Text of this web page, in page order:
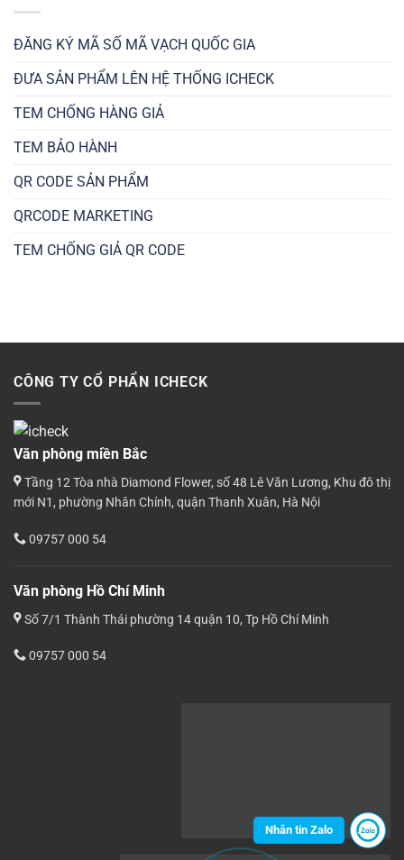
ĐĂNG KÝ MÃ SỐ MÃ VẠCH QUỐC GIA
ĐƯA SẢN PHẨM LÊN HỆ THỐNG ICHECK
TEM CHỐNG HÀNG GIẢ
TEM BẢO HÀNH
QR CODE SẢN PHẨM
QRCODE MARKETING
TEM CHỐNG GIẢ QR CODE
CÔNG TY CỔ PHẨN ICHECK
Văn phòng miền Bắc
Tầng 12 Tòa nhà Diamond Flower, số 48 Lê Văn Lương, Khu đô thị
mới N1, phường Nhân Chính, quận Thanh Xuân, Hà Nội
09757 000 54
Văn phòng Hồ Chí Minh
Số 7/1 Thành Thái phường 14 quận 10, Tp Hồ Chí Minh
09757 000 54
Nhắn tin Zalo